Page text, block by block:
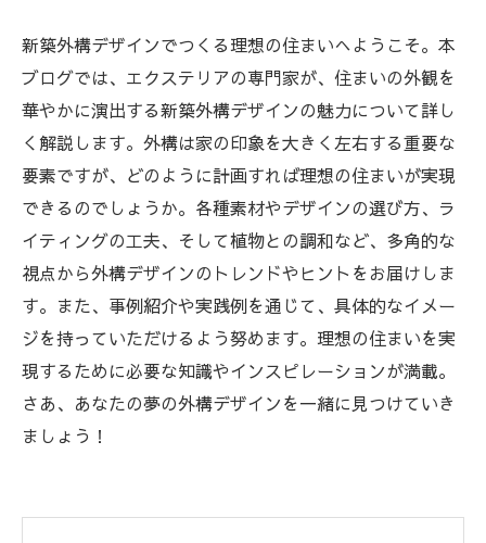
新築外構デザインでつくる理想の住まいへようこそ。本
ブログでは、エクステリアの専門家が、住まいの外観を
華やかに演出する新築外構デザインの魅力について詳し
く解説します。外構は家の印象を大きく左右する重要な
要素ですが、どのように計画すれば理想の住まいが実現
できるのでしょうか。各種素材やデザインの選び方、ラ
イティングの工夫、そして植物との調和など、多角的な
視点から外構デザインのトレンドやヒントをお届けしま
す。また、事例紹介や実践例を通じて、具体的なイメー
ジを持っていただけるよう努めます。理想の住まいを実
現するために必要な知識やインスピレーションが満載。
さあ、あなたの夢の外構デザインを一緒に見つけていき
ましょう！